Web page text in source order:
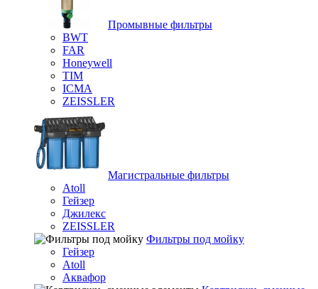
Промывные фильтры
BWT
FAR
Honeywell
TIM
ICMA
ZEISSLER
Магистральные фильтры
Atoll
Гейзер
Джилекс
ZEISSLER
Фильтры под мойку
Гейзер
Atoll
Аквафор